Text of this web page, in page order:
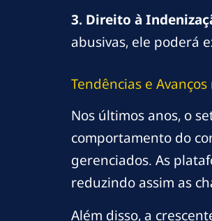
3. Direito à
abusivas, ele poderá
Tendências e
Nos últimos anos, o
comportamento do
gerenciados. As
reduzindo assim as
Além disso, a